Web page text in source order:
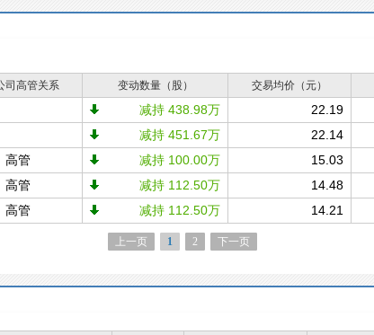
司高管关系 变动数量（股） 交易均价（元）
减持 438.98万 22.19
减持 451.67万 22.14
高管 减持 100.00万 15.03
高管 减持 112.50万 14.48
高管 减持 112.50万 14.21
上一页 1 2 下一页